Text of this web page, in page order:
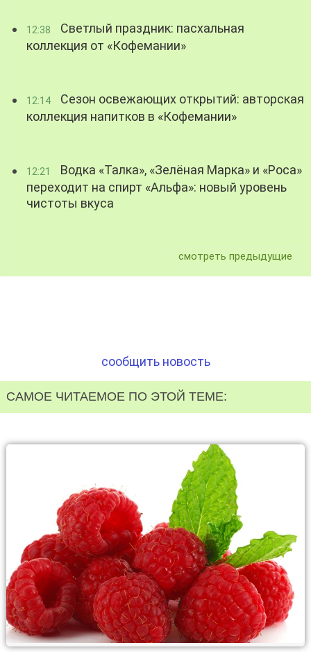
12:38
Светлый праздник: пасхальная
коллекция от «Кофемании»
12:14
Сезон освежающих открытий: авторская
коллекция напитков в «Кофемании»
12:21
Водка «Талка», «Зелёная Марка» и «Роса»
переходит на спирт «Альфа»: новый уровень
чистоты вкуса
смотреть предыдущие
сообщить новость
САМОЕ ЧИТАЕМОЕ ПО ЭТОЙ ТЕМЕ: